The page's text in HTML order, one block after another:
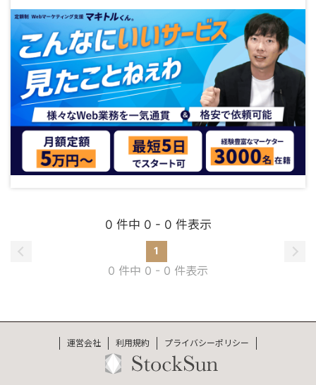
0 件中 0 - 0 件表示
1
0 件中 0 - 0 件表示
運営会社 利用規約 プライバシーポリシー